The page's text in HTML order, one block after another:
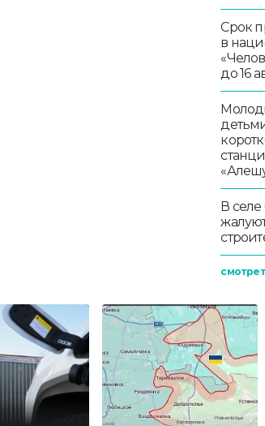
Срок
в
до 16
В